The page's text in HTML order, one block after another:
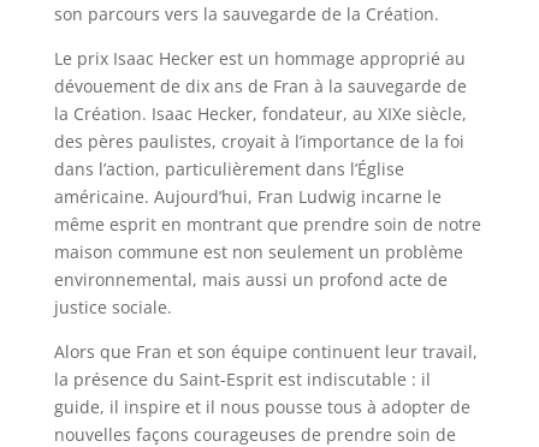
son parcours vers la sauvegarde de la Création.
Le prix Isaac Hecker est un hommage approprié au
dévouement de dix ans de Fran à la sauvegarde de
la Création. Isaac Hecker, fondateur, au XIXe siècle,
des pères paulistes, croyait à l’importance de la foi
dans l’action, particulièrement dans l’Église
américaine. Aujourd’hui, Fran Ludwig incarne le
même esprit en montrant que prendre soin de notre
maison commune est non seulement un problème
environnemental, mais aussi un profond acte de
justice sociale.
Alors que Fran et son équipe continuent leur travail,
la présence du Saint-Esprit est indiscutable : il
guide, il inspire et il nous pousse tous à adopter de
nouvelles façons courageuses de prendre soin de